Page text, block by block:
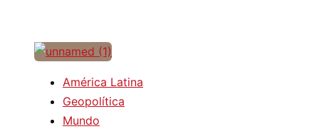
América Latina
Geopolítica
Mundo